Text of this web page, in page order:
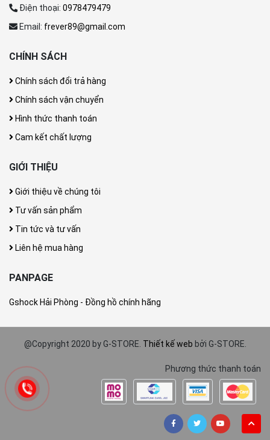
Điện thoại: 0978479479
Email: frever89@gmail.com
CHÍNH SÁCH
Chính sách đổi trả hàng
Chính sách vận chuyển
Hình thức thanh toán
Cam kết chất lượng
GIỚI THIỆU
Giới thiệu về chúng tôi
Tư vấn sản phẩm
Tin tức và tư vấn
Liên hệ mua hàng
PANPAGE
Gshock Hải Phòng - Đồng hồ chính hãng
@Copyright 2020 by G-STORE. Thiết kế web bởi G-STORE.
Phương thức thanh toán